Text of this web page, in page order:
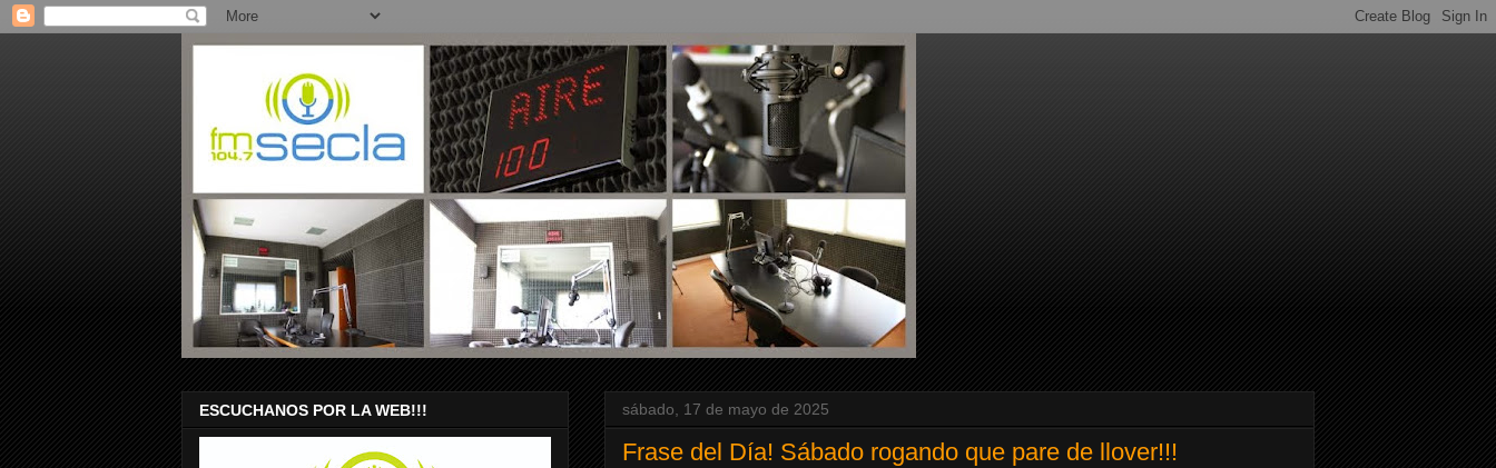
sábado, 17 de mayo de 2025
Frase del Día! Sábado rogando que pare de llover!!!
ESCUCHANOS POR LA WEB!!!